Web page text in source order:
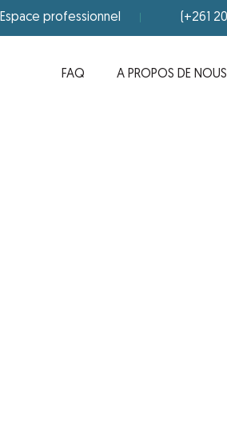
Espace professionnel (+261
FAQ A PROPOS DE NOUS